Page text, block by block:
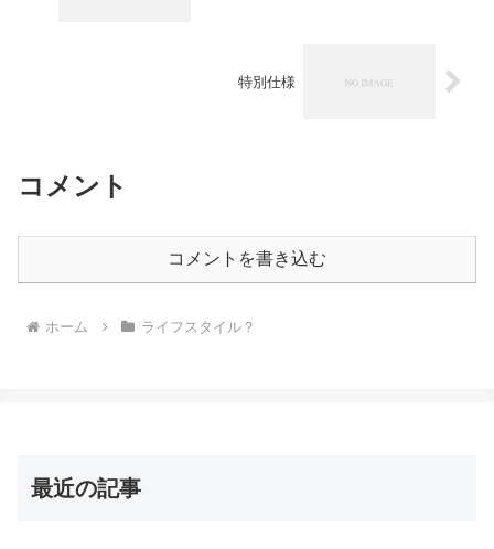
特別仕様
コメント
コメントを書き込む
ホーム ライフスタイル？
最近の記事